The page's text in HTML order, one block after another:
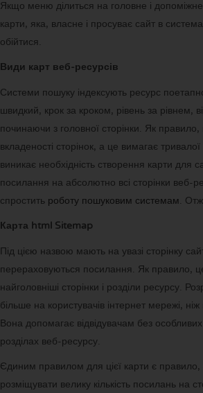
Якщо меню ділиться на головне і
карти, яка, власне і просуває сайт в
обійтися.
Види карт веб-ресурсів
Системи пошуку індексують ресурс
швидкий, крок за кроком, рівень за рівнем,
починаючи з головної сторінки. Як правило,
вкладеності сторінок, а це вимагає
виникає необхідність створення карти для
посилання на абсолютно всі сторінки веб-
спростить роботу пошуковим системам .
Карта html Sitemap
Під цією назвою мають на увазі сторінку
перераховуються посилання. Як правило,
найголовніші сторінки і розділи ресурсу.
більше на користувачів інтернет мережі,
Вона допомагає відвідувачам без
розділах веб-ресурсу.
Єдиним правилом для цієї карти є правило,
розміщувати велику кількість посилань на